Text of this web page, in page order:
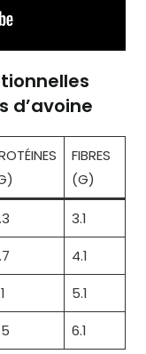
d’avoine
FIBRES
(G)
3.1
4.1
5.1
6.1